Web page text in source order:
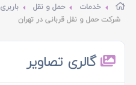
خدمات حمل و نقل
باربری
شرکت حمل و نقل قربانی در تهران
گالری تصاویر